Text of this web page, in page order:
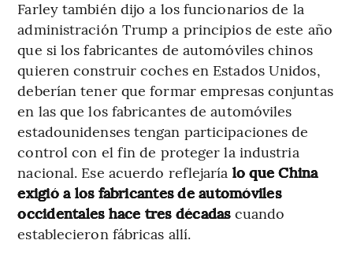
Farley también dijo a los funcionarios de la
administración Trump a principios de este año
que si los fabricantes de automóviles chinos
quieren construir coches en Estados Unidos,
deberían tener que formar empresas conjuntas
en las que los fabricantes de automóviles
estadounidenses tengan participaciones de
control con el fin de proteger la industria
nacional. Ese acuerdo reflejaría lo que China
exigió a los fabricantes de automóviles
occidentales hace tres décadas cuando
establecieron fábricas allí.